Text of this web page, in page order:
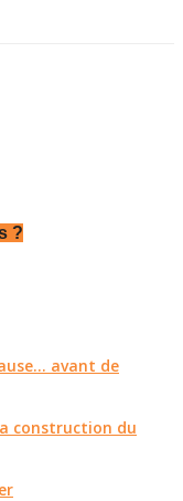
?
avant de
construction du